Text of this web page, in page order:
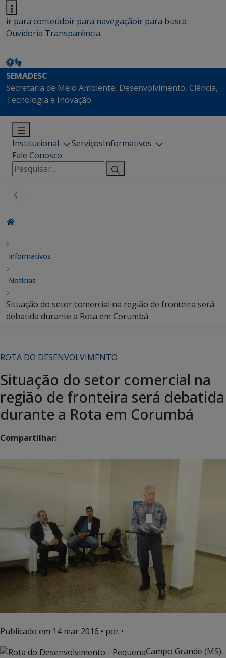
ir para conteúdoir para navegaçãoir para busca
Ouvidoria Transparência
SEMADESC
Secretaria de Meio Ambiente, Desenvolvimento, Ciência,
Tecnologia e Inovação
Institucional ServiçosInformativos
Fale Conosco
Pesquisar
por:
Informativos
Notícias
Situação do setor comercial na região de fronteira será
debatida durante a Rota em Corumbá
ROTA DO DESENVOLVIMENTO
Situação do setor comercial na
região de fronteira será debatida
durante a Rota em Corumbá
Compartilhar:
Publicado em 14 mar 2016 • por •
Campo Grande (MS)